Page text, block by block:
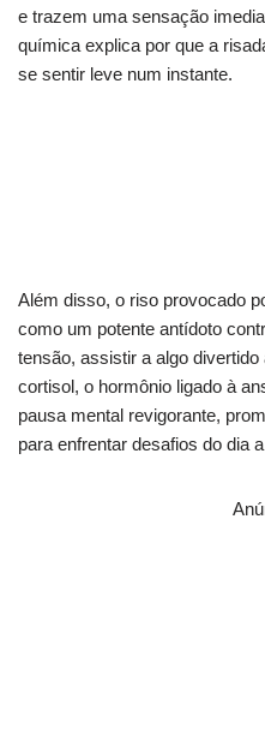
e trazem uma sensação
química explica por que a
se sentir leve num instante.
Além disso, o riso provocado
como um potente antídoto
tensão, assistir a algo
cortisol, o hormônio ligado à
pausa mental revigorante,
para enfrentar desafios do dia